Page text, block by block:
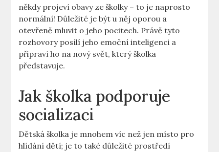
někdy projeví obavy ze ⁢školky ⁤– to je naprosto
normální! Důležité ⁢je být u něj oporou a
otevřeně mluvit o jeho pocitech. Právě tyto
rozhovory posílí jeho emoční‍ inteligenci a
připraví ho‍ na nový ‍svět, ‌který školka
představuje.
Jak ‍školka podporuje
socializaci
Dětská školka je mnohem víc než‍ jen místo pro
hlídání dětí; je‌ to také důležité prostředí